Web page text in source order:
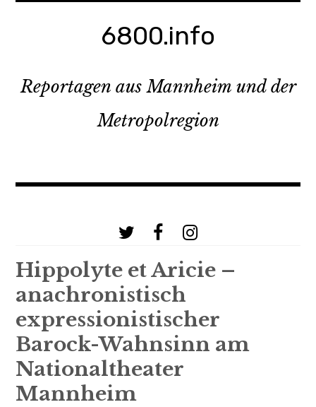
6800.info
Reportagen aus Mannheim und der
Metropolregion
c
Hippolyte et Aricie –
anachronistisch
expressionistischer
Barock-Wahnsinn am
Nationaltheater
Mannheim